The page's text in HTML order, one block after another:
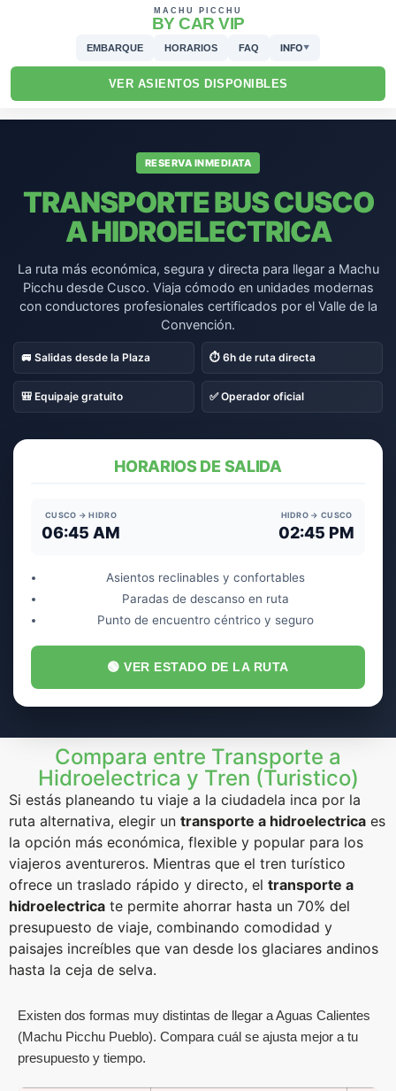
MACHU PICCHU
BY CAR VIP
EMBARQUE HORARIOS FAQ INFO▼
VER ASIENTOS DISPONIBLES
RESERVA INMEDIATA
TRANSPORTE BUS CUSCO
A HIDROELECTRICA
La ruta más económica, segura y directa para llegar a Machu
Picchu desde Cusco. Viaja cómodo en unidades modernas
con conductores profesionales certificados por el Valle de la
Convención.
🚐 Salidas desde la Plaza ⏱️ 6h de ruta directa
🎒 Equipaje gratuito ✅ Operador oficial
HORARIOS DE SALIDA
CUSCO → HIDRO
06:45 AM
HIDRO → CUSCO
02:45 PM
Asientos reclinables y confortables
Paradas de descanso en ruta
Punto de encuentro céntrico y seguro
🟢 VER ESTADO DE LA RUTA
Compara entre Transporte a
Hidroelectrica y Tren (Turistico)
Si estás planeando tu viaje a la ciudadela inca por la
ruta alternativa, elegir un transporte a hidroelectrica es
la opción más económica, flexible y popular para los
viajeros aventureros. Mientras que el tren turístico
ofrece un traslado rápido y directo, el transporte a
hidroelectrica te permite ahorrar hasta un 70% del
presupuesto de viaje, combinando comodidad y
paisajes increíbles que van desde los glaciares andinos
hasta la ceja de selva.
Existen dos formas muy distintas de llegar a Aguas Calientes
(Machu Picchu Pueblo). Compara cuál se ajusta mejor a tu
presupuesto y tiempo.